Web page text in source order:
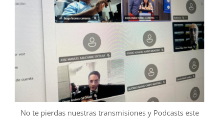
No te pierdas nuestras transmisiones y Podcasts este